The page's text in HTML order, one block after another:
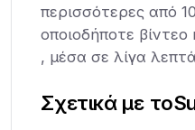
περισσότερες από
οποιοδήποτε
, μέσα σε λίγα
Σχετικά με το